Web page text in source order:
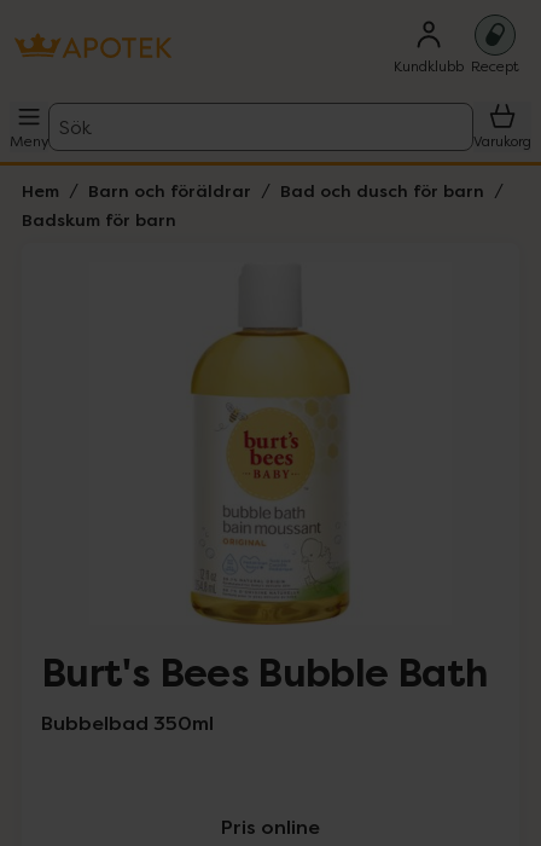
Kundklubb Recept
Meny
Sök
Varukorg
Hem Barn och föräldrar
Bad och dusch för barn
Badskum för barn
Burt's Bees Bubble Bath
Bubbelbad 350ml
Pris online